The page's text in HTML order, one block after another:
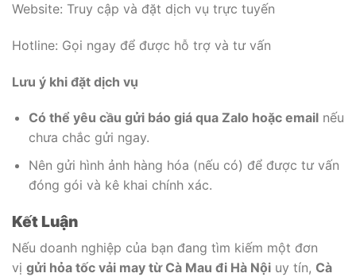
Website: Truy cập và đặt dịch vụ trực tuyến
Hotline: Gọi ngay để được hỗ trợ và tư vấn
Lưu ý khi đặt dịch vụ
Có thể yêu cầu gửi báo giá qua Zalo hoặc emailnếu
chưa chắc gửi ngay.
Nên gửi hình ảnh hàng hóa (nếu có) để được tư vấn
đóng gói và kê khai chính xác.
Kết Luận
Nếu doanh nghiệp của bạn đang tìm kiếm một đơn
vị gửi hỏa tốc vải may từ Cà Mau đi Hà Nội uy tín, Cà